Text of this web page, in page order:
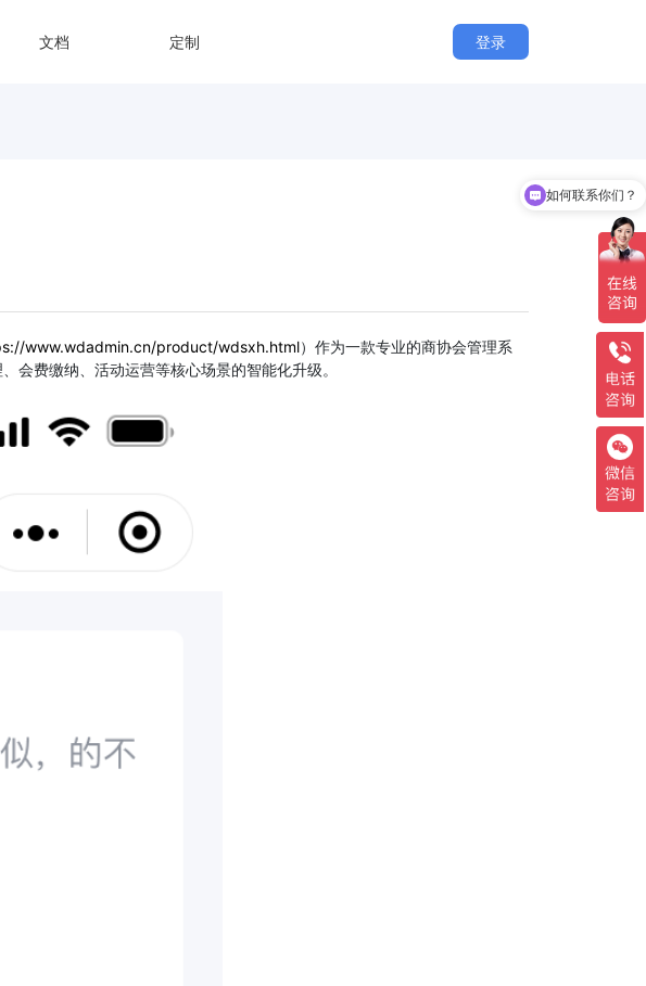
文档 定制 登录
www.wdadmin.cn/product/wdsxh.html）作为一款专业的商协会管理系
会费缴纳、活动运营等核心场景的智能化升级。
你们接定制开发吗？